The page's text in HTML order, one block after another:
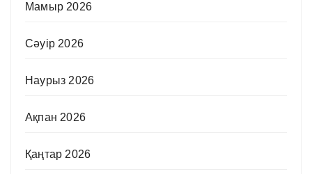
Мамыр 2026
Сәуір 2026
Наурыз 2026
Ақпан 2026
Қаңтар 2026